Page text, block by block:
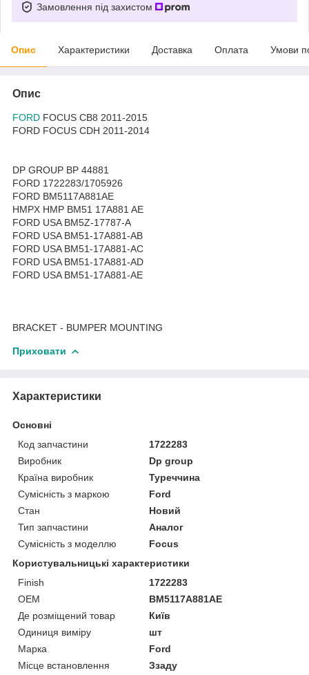
Замовлення під захистом
Опис Характеристики Доставка Оплата Умови
Опис
FORD FOCUS CB8 2011-2015
FORD FOCUS CDH 2011-2014
DP GROUP BP 44881
FORD 1722283/1705926
FORD BM5117A881AE
HMPX HMP BM51 17A881 AE
FORD USA BM5Z-17787-A
FORD USA BM51-17A881-AB
FORD USA BM51-17A881-AC
FORD USA BM51-17A881-AD
FORD USA BM51-17A881-AE
BRACKET - BUMPER MOUNTING
Приховати
Характеристики
Основні
Код запчастини
1722283
Виробник
Dp group
Країна виробник
Туреччина
Сумісність з маркою
Ford
Стан
Новий
Тип запчастини
Аналог
Сумісність з моделлю
Focus
Користувальницькі характеристики
Finish
1722283
OEM
BM5117A881AE
Де розміщений товар
Київ
Одиниця виміру
шт
Марка
Ford
Місце встановлення
Ззаду